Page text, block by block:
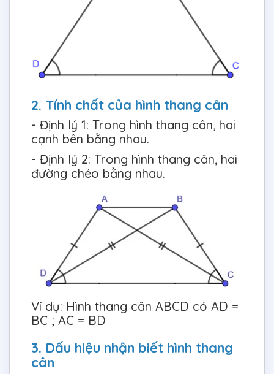
2. Tính chất của hình thang cân
- Định lý 1: Trong hình thang cân, hai
cạnh bên bằng nhau.
- Định lý 2: Trong hình thang cân, hai
đường chéo bằng nhau.
Ví dụ: Hình thang cân ABCD có AD =
BC ; AC = BD
3. Dấu hiệu nhận biết hình thang
cân